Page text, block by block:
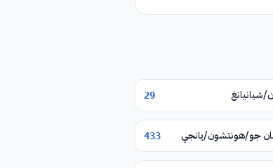
شيانيانغ 29
جو/هونتشون/يانجي 433